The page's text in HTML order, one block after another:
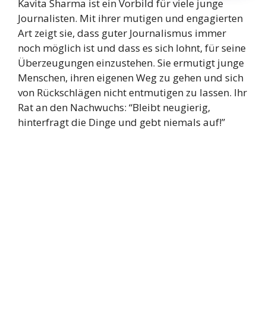
Kavita Sharma ist ein Vorbild für viele junge
Journalisten. Mit ihrer mutigen und engagierten
Art zeigt sie, dass guter Journalismus immer
noch möglich ist und dass es sich lohnt, für seine
Überzeugungen einzustehen. Sie ermutigt junge
Menschen, ihren eigenen Weg zu gehen und sich
von Rückschlägen nicht entmutigen zu lassen. Ihr
Rat an den Nachwuchs: “Bleibt neugierig,
hinterfragt die Dinge und gebt niemals auf!”